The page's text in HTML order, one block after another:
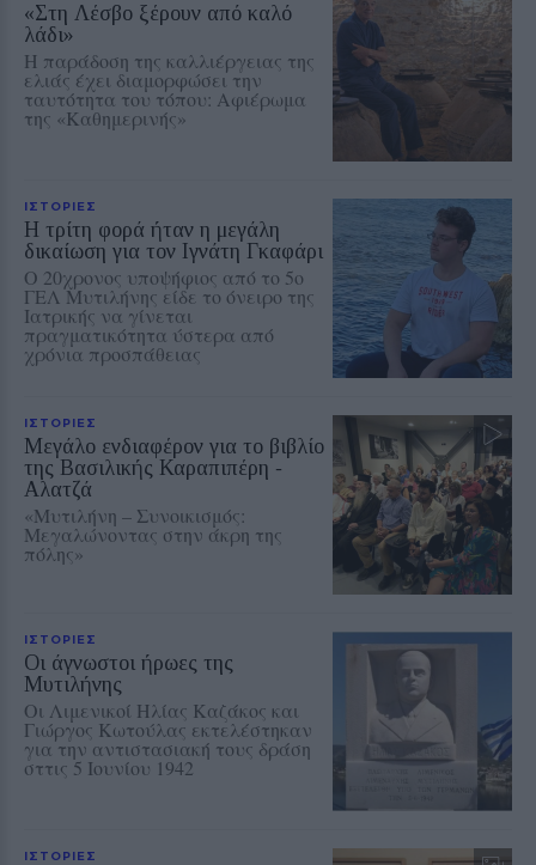
«Στη Λέσβο ξέρουν από καλό
λάδι»
Η παράδοση της καλλιέργειας της
ελιάς έχει διαμορφώσει την
ταυτότητα του τόπου: Αφιέρωμα
της «Καθημερινής»
ΙΣΤΟΡΙΕΣ
Η τρίτη φορά ήταν η μεγάλη
δικαίωση για τον Ιγνάτη Γκαφάρι
Ο 20χρονος υποψήφιος από το 5ο
ΓΕΛ Μυτιλήνης είδε το όνειρο της
Ιατρικής να γίνεται
πραγματικότητα ύστερα από
χρόνια προσπάθειας
ΙΣΤΟΡΙΕΣ
Μεγάλο ενδιαφέρον για το βιβλίο
της Βασιλικής Καραπιπέρη ‑
Αλατζά
«Μυτιλήνη – Συνοικισμός:
Μεγαλώνοντας στην άκρη της
πόλης»
ΙΣΤΟΡΙΕΣ
Οι άγνωστοι ήρωες της
Μυτιλήνης
Οι Λιμενικοί Ηλίας Καζάκος και
Γιώργος Κωτούλας εκτελέστηκαν
για την αντιστασιακή τους δράση
σττις 5 Ιουνίου 1942
ΙΣΤΟΡΙΕΣ